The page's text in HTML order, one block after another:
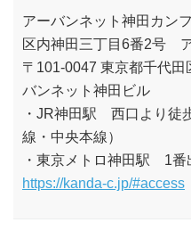
アーバンネット神田カン
区内神田三丁目6番2号
〒101-0047 東京都千代
バンネット神田ビル
・JR神田駅 西口より徒
線・中央本線）
・東京メトロ神田駅 1番
https://kanda-c.jp/#access